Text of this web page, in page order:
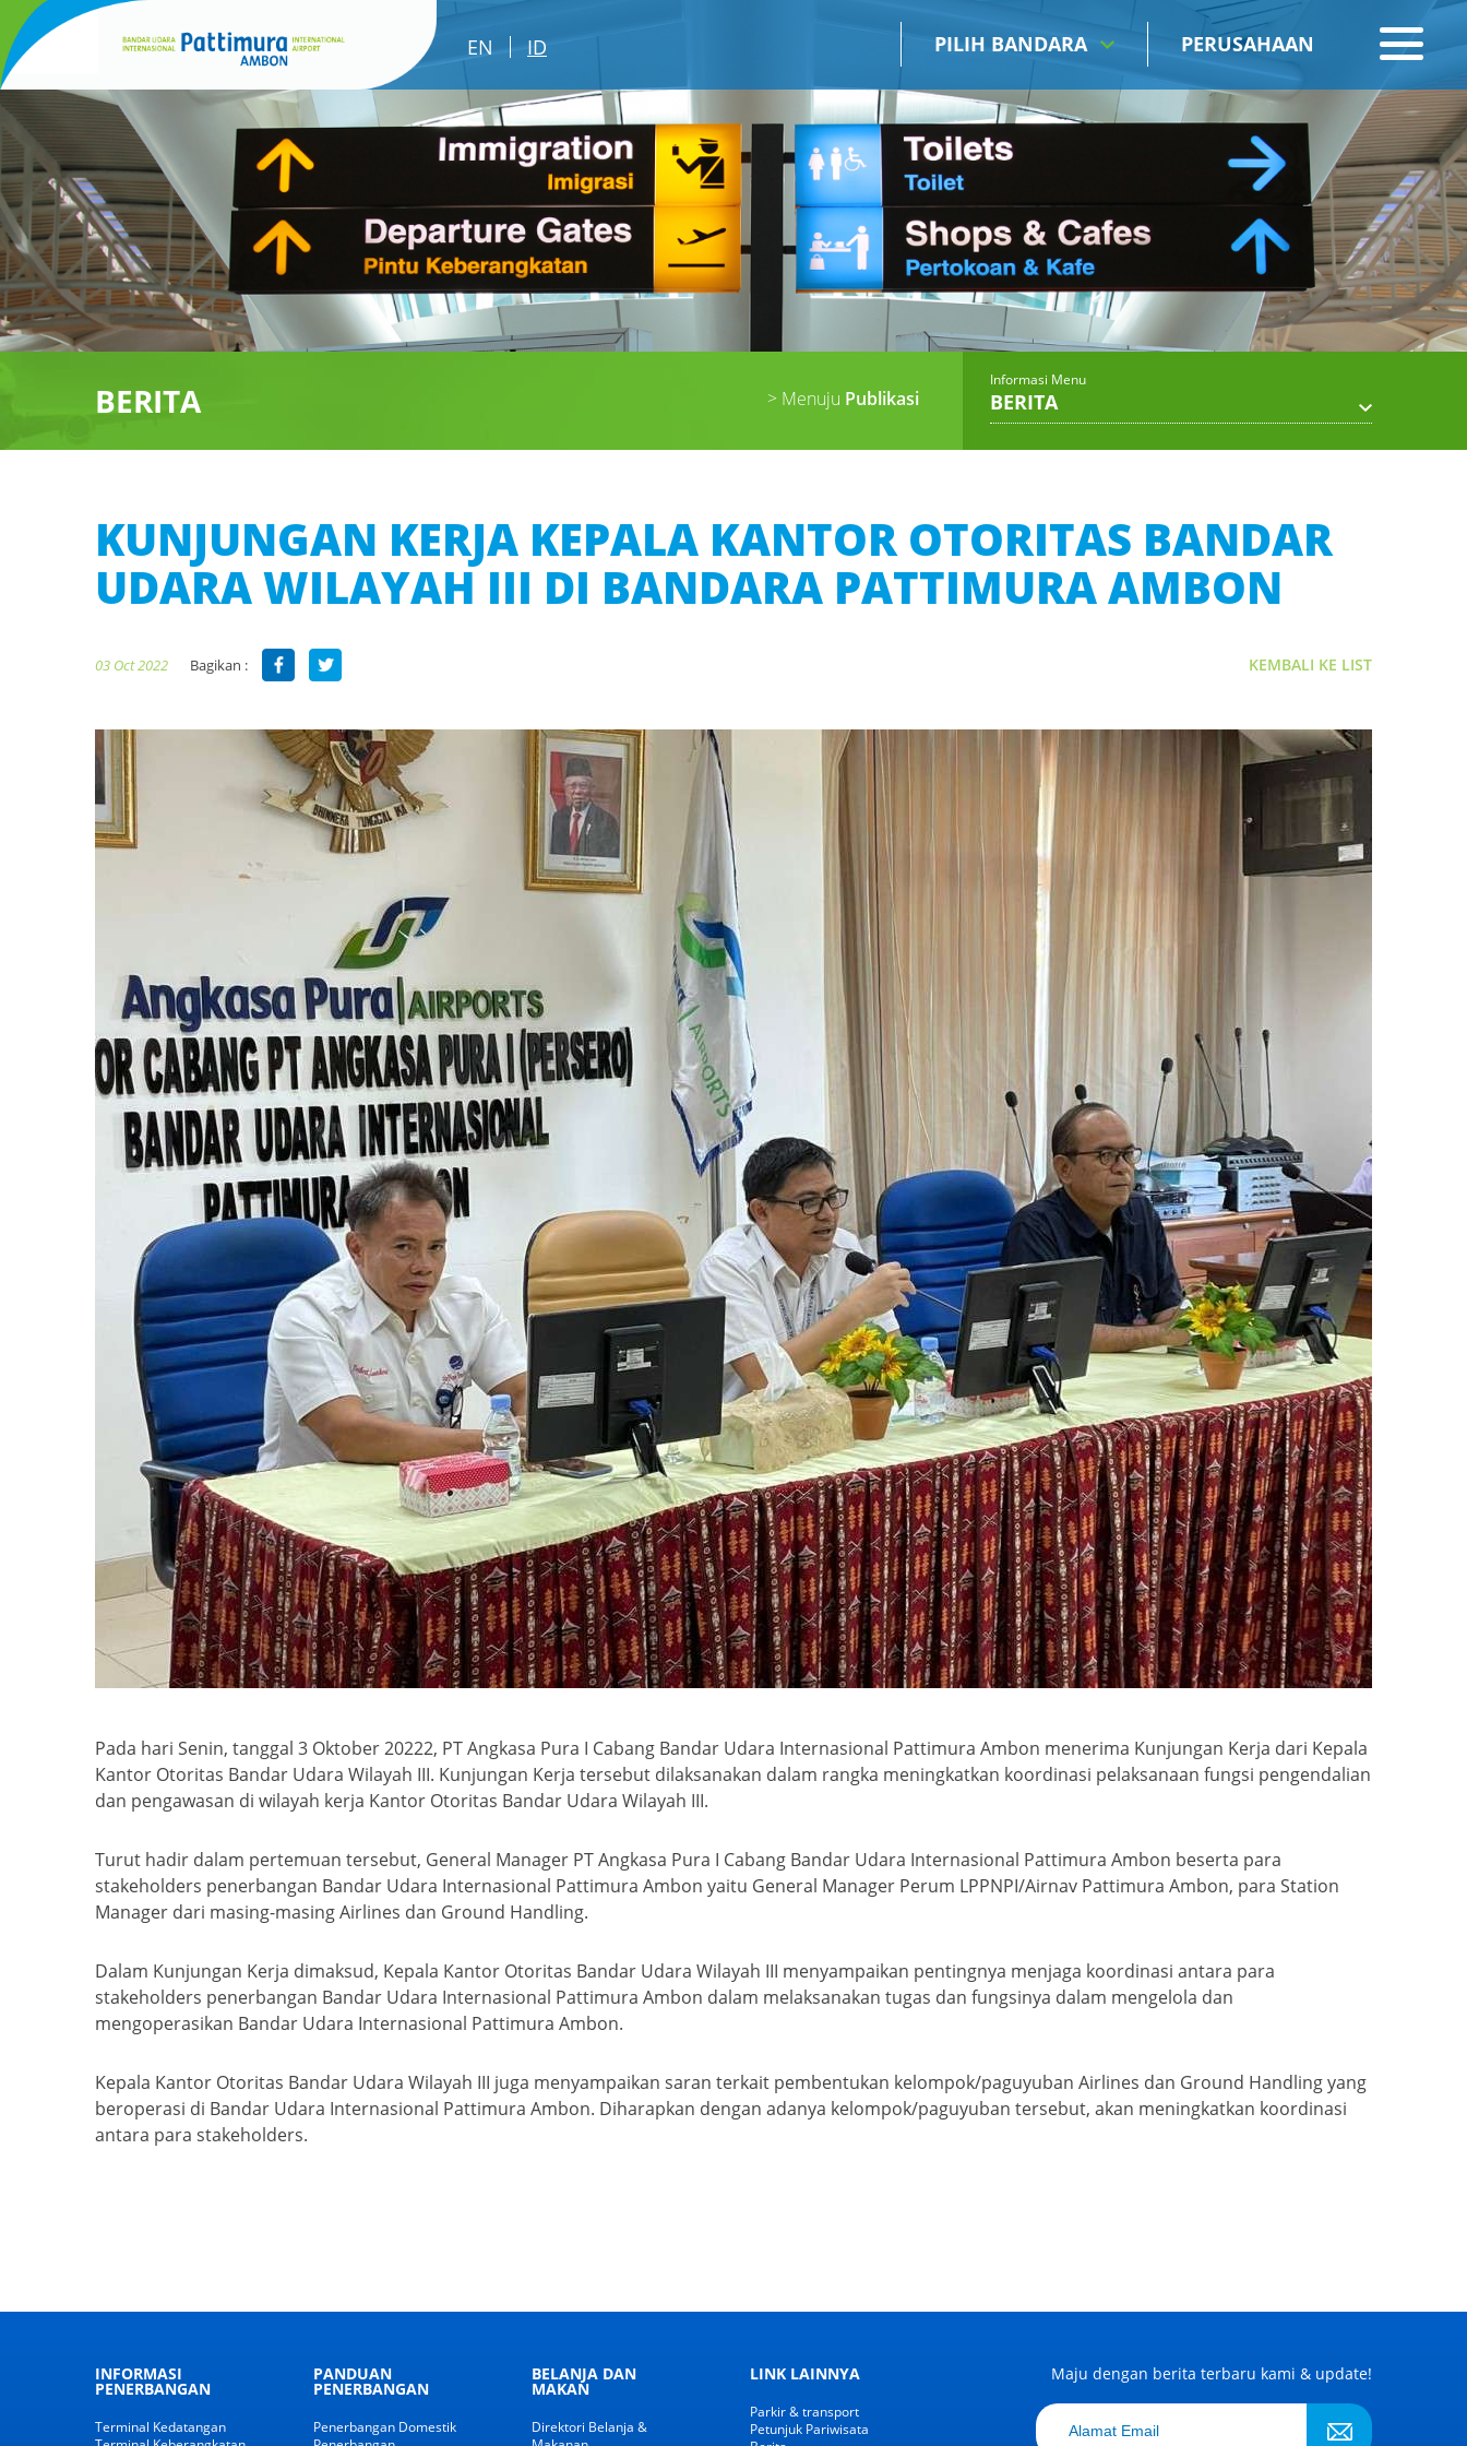
EN ID PILIH BANDARA PERUSAHAAN
BERITA > Menuju Publikasi
Informasi Menu
BERITA
KUNJUNGAN KERJA KEPALA KANTOR OTORITAS BANDAR
UDARA WILAYAH III DI BANDARA PATTIMURA AMBON
03 Oct 2022 Bagikan : KEMBALI KE LIST
Pada hari Senin, tanggal 3 Oktober 20222, PT Angkasa Pura I Cabang Bandar Udara Internasional Pattimura Ambon menerima Kunjungan Kerja dari Kepala
Kantor Otoritas Bandar Udara Wilayah III. Kunjungan Kerja tersebut dilaksanakan dalam rangka meningkatkan koordinasi pelaksanaan fungsi pengendalian
dan pengawasan di wilayah kerja Kantor Otoritas Bandar Udara Wilayah III.
Turut hadir dalam pertemuan tersebut, General Manager PT Angkasa Pura I Cabang Bandar Udara Internasional Pattimura Ambon beserta para
stakeholders penerbangan Bandar Udara Internasional Pattimura Ambon yaitu General Manager Perum LPPNPI/Airnav Pattimura Ambon, para Station
Manager dari masing-masing Airlines dan Ground Handling.
Dalam Kunjungan Kerja dimaksud, Kepala Kantor Otoritas Bandar Udara Wilayah III menyampaikan pentingnya menjaga koordinasi antara para
stakeholders penerbangan Bandar Udara Internasional Pattimura Ambon dalam melaksanakan tugas dan fungsinya dalam mengelola dan
mengoperasikan Bandar Udara Internasional Pattimura Ambon.
Kepala Kantor Otoritas Bandar Udara Wilayah III juga menyampaikan saran terkait pembentukan kelompok/paguyuban Airlines dan Ground Handling yang
beroperasi di Bandar Udara Internasional Pattimura Ambon. Diharapkan dengan adanya kelompok/paguyuban tersebut, akan meningkatkan koordinasi
antara para stakeholders.
INFORMASI
PENERBANGAN
Terminal Kedatangan
PANDUAN
PENERBANGAN
Penerbangan Domestik
BELANJA DAN
MAKAN
Direktori Belanja &
LINK LAINNYA
Parkir & transport
Petunjuk Pariwisata
Maju dengan berita terbaru kami & update!